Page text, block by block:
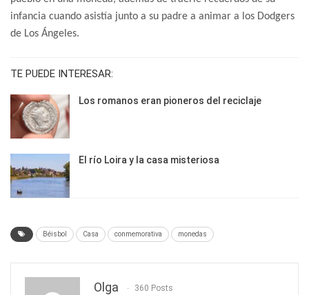
infancia cuando asistía junto a su padre a animar a los Dodgers
de Los Ángeles.
TE PUEDE INTERESAR:
Los romanos eran pioneros del reciclaje
El río Loira y la casa misteriosa
Béisbol Casa conmemorativa monedas
Olga 360 Posts